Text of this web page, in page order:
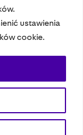
ustawienia
cookie.
EMFASpeak Up